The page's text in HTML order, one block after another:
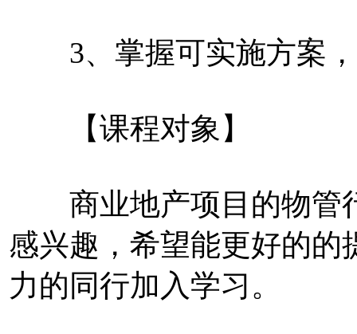
3、掌握可实施方案，
【课程对象】
商业地产项目的物管
感兴趣，希望能更好的的
力的同行加入学习。